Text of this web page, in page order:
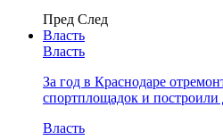
Пред След
Власть
Власть
За год в Краснодаре
спортплощадок и построили
Власть